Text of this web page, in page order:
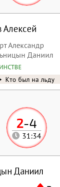
2-4
31:34
Даниил
Александр
Даниил
Кто был на льду